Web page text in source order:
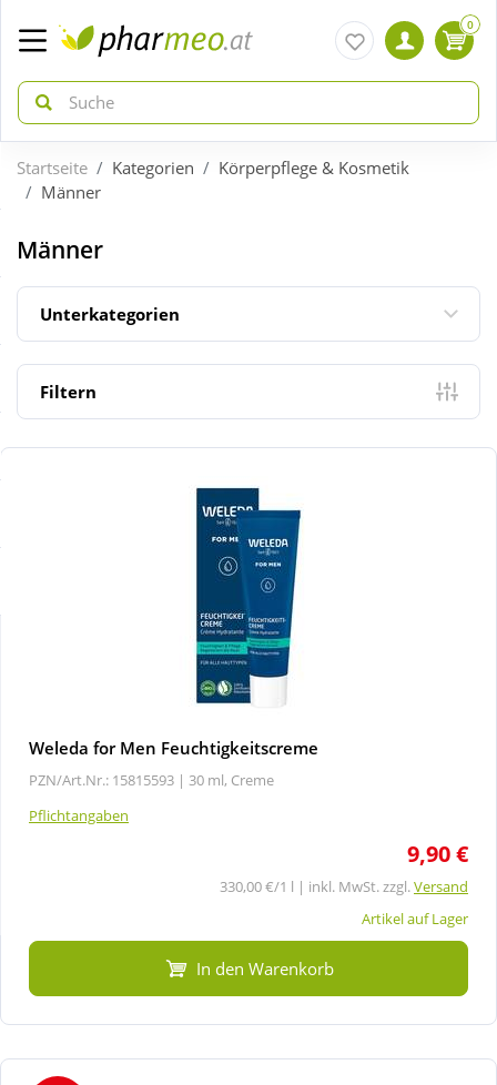
zurück
ÜBERSICHT AKTIONEN
Aktuelle Coupons
Sale
zurück
ÜBERSICHT KATEGORIEN
Arzneimittel
Diabetes
Körperpflege & Kosmetik
Natur & Homöopathie
Tierbedarf
Wellness
0
Startseite Kategorien
Körperpflege & Kosmetik
Männer
Männer
Unterkategorien
Filtern
Weleda for Men Feuchtigkeitscreme
PZN/Art.Nr.: 15815593 | 30 ml, Creme
Pflichtangaben
9,90 €
330,00 €/1 l | inkl. MwSt. zzgl.Versand
Artikel auf Lager
In den Warenkorb